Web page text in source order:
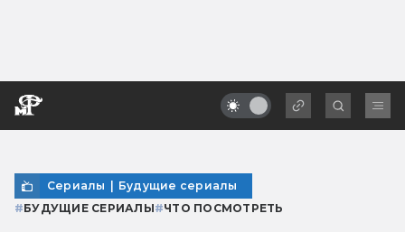
Сериалы | Будущие сериалы
#БУДУЩИЕ СЕРИАЛЫ#ЧТО ПОСМОТРЕТЬ